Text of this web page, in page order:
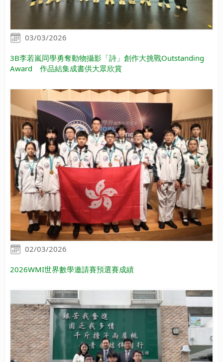
03/03/2026
3B李若嵐同學勇奪動物攝影「詩」創作大挑戰Outstanding
Award 作品結集成書供大眾欣賞
02/03/2026
2026WMI世界數學邀請賽預選賽成績